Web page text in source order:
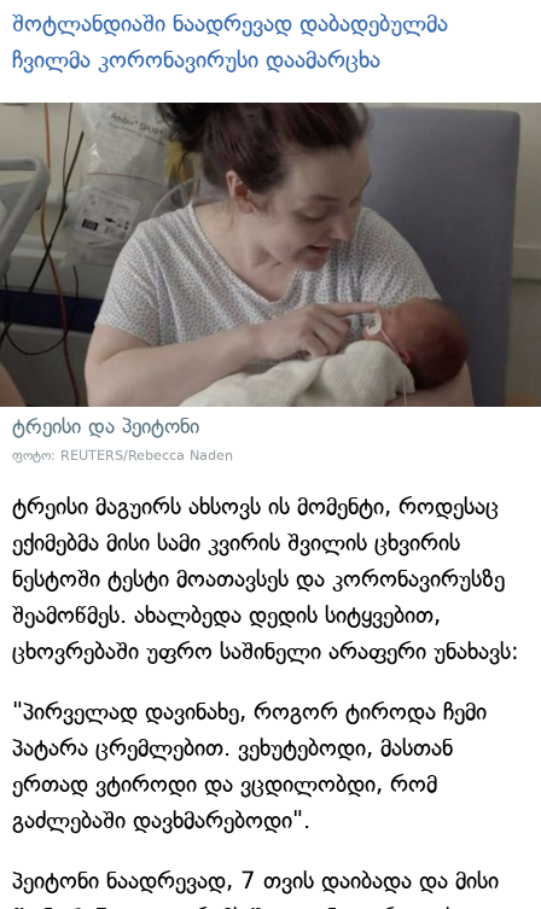
შოტლანდიაში ნაადრევად დაბადებულმა
ჩვილმა კორონავირუსი დაამარცხა
ტრეისი და პეიტონი
ფოტო: REUTERS/Rebecca Naden
ტრეისი მაგუირს ახსოვს ის მომენტი, როდესაც
ექიმებმა მისი სამი კვირის შვილის ცხვირის
ნესტოში ტესტი მოათავსეს და კორონავირუსზე
შეამოწმეს. ახალბედა დედის სიტყვებით,
ცხოვრებაში უფრო საშინელი არაფერი უნახავს:
"პირველად დავინახე, როგორ ტიროდა ჩემი
პატარა ცრემლებით. ვეხუტებოდი, მასთან
ერთად ვტიროდი და ვცდილობდი, რომ
გაძლებაში დავხმარებოდი".
პეიტონი ნაადრევად, 7 თვის დაიბადა და მისი